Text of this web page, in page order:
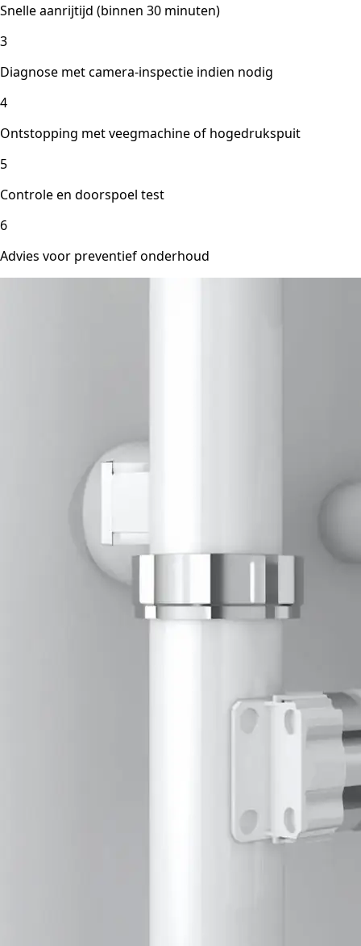
Snelle aanrijtijd (binnen 30 minuten)
3
Diagnose met camera-inspectie indien nodig
4
Ontstopping met veegmachine of hogedrukspuit
5
Controle en doorspoel test
6
Advies voor preventief onderhoud